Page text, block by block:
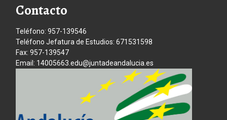
Contacto
Teléfono: 957-139546
Teléfono Jefatura de Estudios: 671531598
Fax: 957-139547
Email: 14005663.edu@juntadeandalucia.es